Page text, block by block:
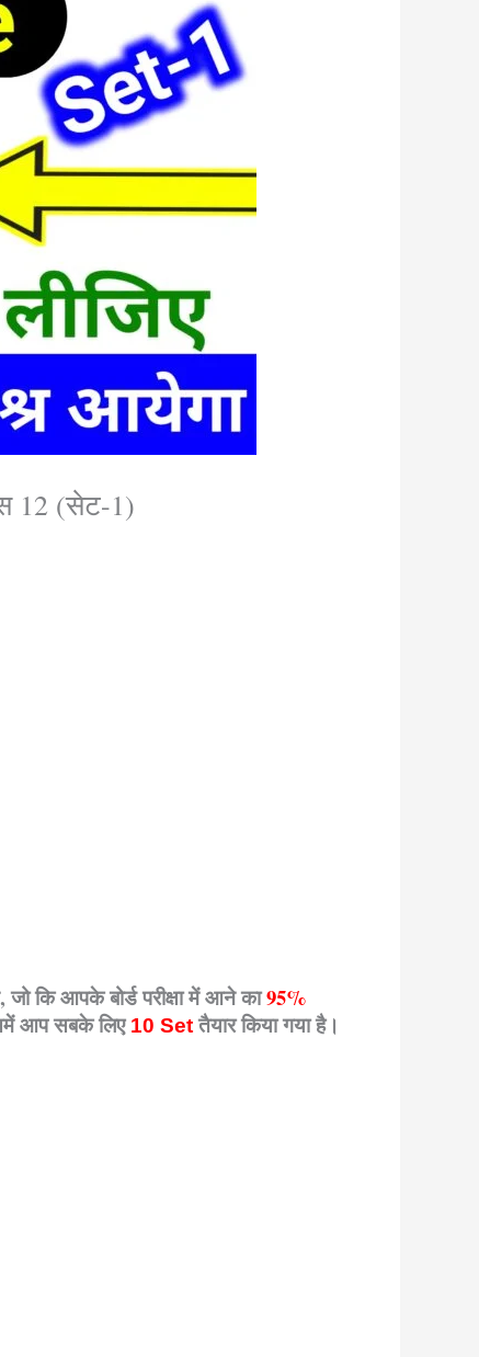
12 (सेट-1)
जो कि आपके बोर्ड परीक्षा में आने का95%
आप सबके लिए 10 Setतैयार किया गया है।